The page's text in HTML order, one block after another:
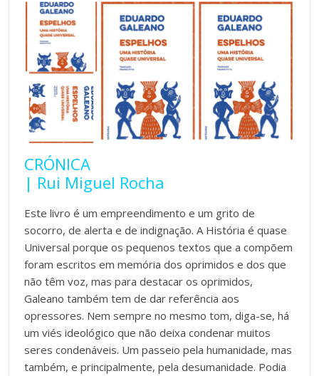
CRÓNICA
| Rui Miguel Rocha
Este livro é um empreendimento e um grito de
socorro, de alerta e de indignação. A História é quase
Universal porque os pequenos textos que a compõem
foram escritos em memória dos oprimidos e dos que
não têm voz, mas para destacar os oprimidos,
Galeano também tem de dar referência aos
opressores. Nem sempre no mesmo tom, diga-se, há
um viés ideológico que não deixa condenar muitos
seres condenáveis. Um passeio pela humanidade, mas
também, e principalmente, pela desumanidade. Podia